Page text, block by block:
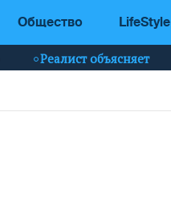
Общество LifeStyle
Реалист объясняет